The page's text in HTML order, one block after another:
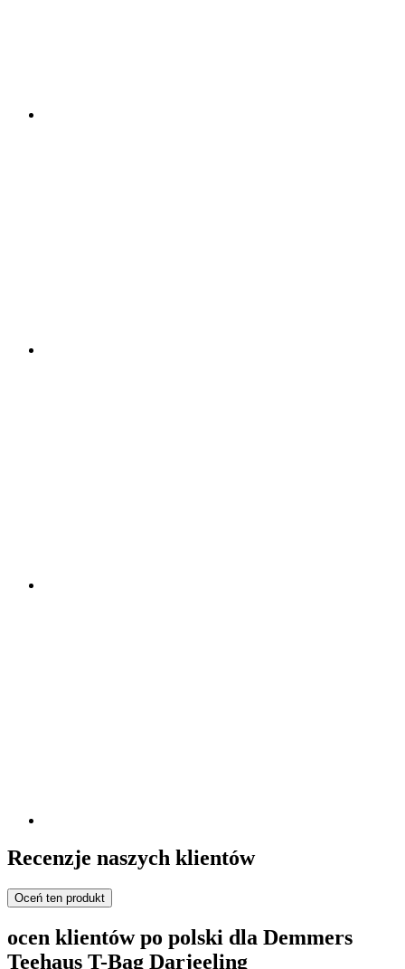
Recenzje naszych klientów
Oceń ten produkt
ocen klientów po polski dla Demmers
Teehaus T-Bag Darjeeling